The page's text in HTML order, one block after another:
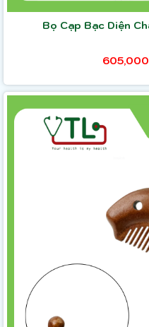
Bọ Cạp Bạc Diện